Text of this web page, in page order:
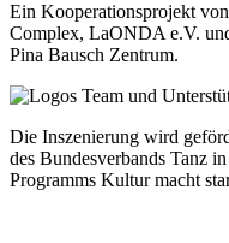
Ein Kooperationsprojekt
Complex, LaONDA e.V.
Pina Bausch Zentrum.
Die Inszenierung wird
des Bundesverbands Tanz
Programms Kultur macht